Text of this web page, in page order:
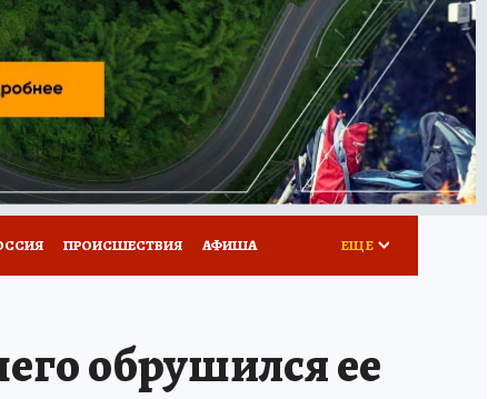
ПОТРЕБИТЕЛЯ ВСЕ О КП
ПРОИСШЕСТВИЯ АФИША ЕЩЕ
обрушился ее